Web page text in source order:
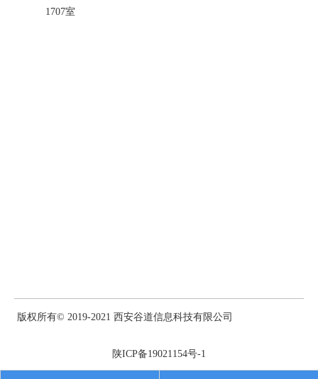
1707室
版权所有© 2019-2021 西安谷道信息科技有限公司
陕ICP备19021154号-1